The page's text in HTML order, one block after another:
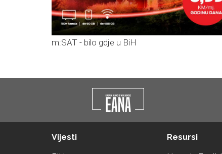
m:SAT - bilo gdje u BiH
Vijesti Resursi